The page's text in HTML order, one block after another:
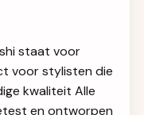
staat voor
voor stylisten die
kwaliteit Alle
en ontworpen